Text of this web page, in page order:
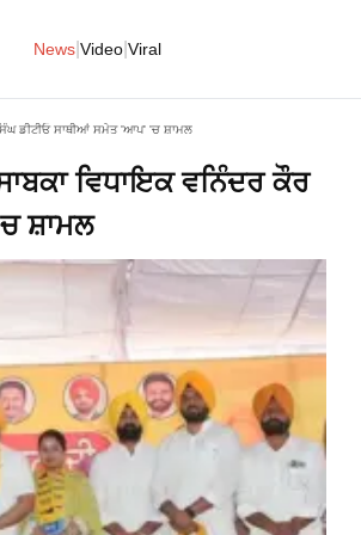
News Video Viral
ਡੀਟੀਓ ਸਾਥੀਆਂ ਸਮੇਤ 'ਆਪ' 'ਚ ਸ਼ਾਮਲ
ਵਿਧਾਇਕ ਵਨਿੰਦਰ ਕੌਰ
ਸ਼ਾਮਲ